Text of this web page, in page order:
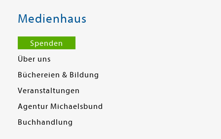
Medienhaus
Spenden
Über uns
Büchereien & Bildung
Veranstaltungen
Agentur Michaelsbund
Buchhandlung